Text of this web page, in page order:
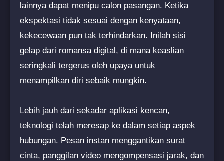
lainnya dapat menipu calon pasangan. Ketika
ekspektasi tidak sesuai dengan kenyataan,
kekecewaan pun tak terhindarkan. Inilah sisi
gelap dari romansa digital, di mana keaslian
seringkali tergerus oleh upaya untuk
menampilkan diri sebaik mungkin.
Lebih jauh dari sekadar aplikasi kencan,
teknologi telah meresap ke dalam setiap aspek
hubungan. Pesan instan menggantikan surat
cinta, panggilan video mengompensasi jarak, dan